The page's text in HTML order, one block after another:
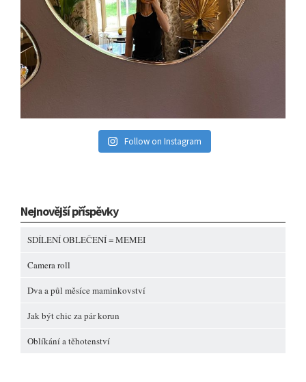
Follow on Instagram
Nejnovější příspěvky
SDÍLENÍ OBLEČENÍ = MEMEI
Camera roll
Dva a půl měsíce maminkovství
Jak být chic za pár korun
Oblíkání a těhotenství